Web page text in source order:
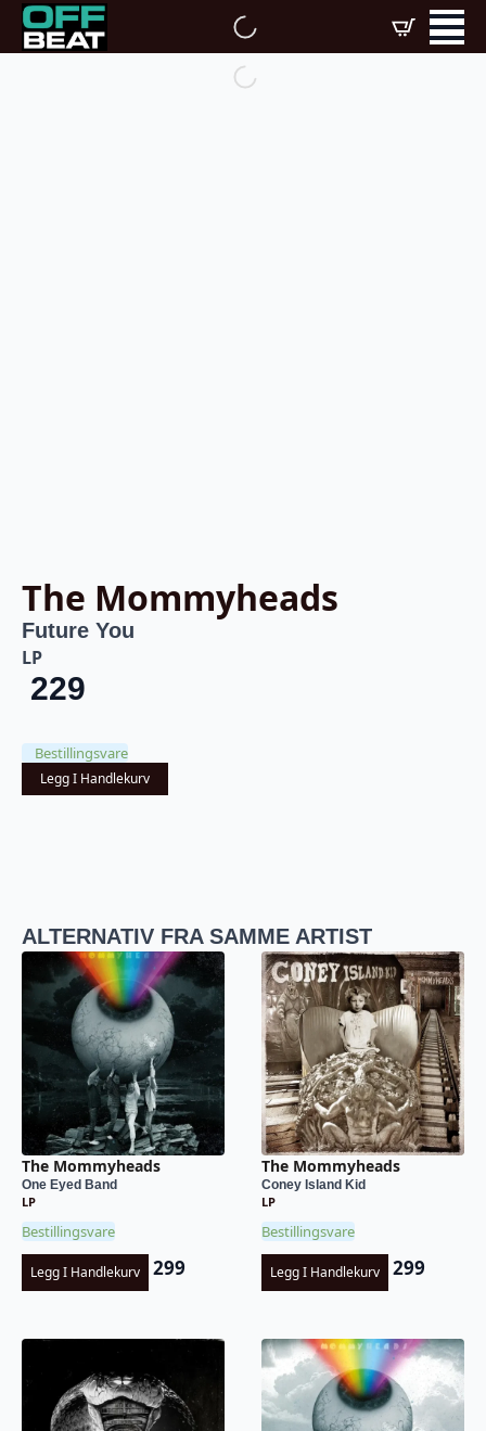
The Mommyheads
Future You
LP
229
Bestillingsvare
Legg I Handlekurv
ALTERNATIV FRA SAMME ARTIST
The Mommyheads
One Eyed Band
LP
Bestillingsvare
Legg I Handlekurv 299
The Mommyheads
Coney Island Kid
LP
Bestillingsvare
Legg I Handlekurv 299